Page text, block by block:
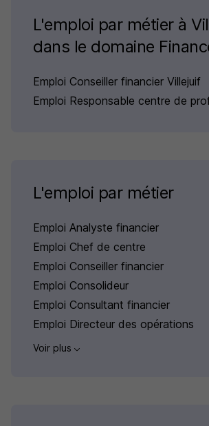
L'emploi par métier à
dans le domaine
Emploi Conseiller financier Villejuif
Emploi Responsable centre de
L'emploi par métier
Emploi Analyste financier
Emploi Chef de centre
Emploi Conseiller financier
Emploi Consolideur
Emploi Consultant financier
Emploi Directeur des opérations
Voir plus